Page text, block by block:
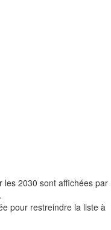
les 2030 sont affichées par
pour restreindre la liste à